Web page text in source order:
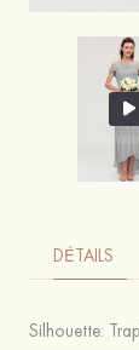
DÉTAILS
Silhouette: